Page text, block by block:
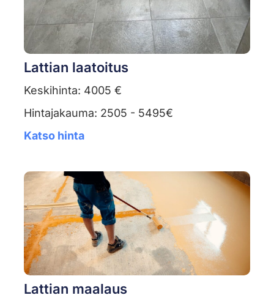
Lattian laatoitus
Keskihinta: 4005 €
Hintajakauma: 2505 - 5495€
Katso hinta
Lattian maalaus